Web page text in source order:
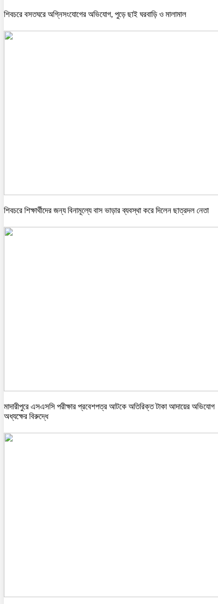
শিবচরে বসতঘরে অগ্নিসংযোগের অভিযোগ, পুড়ে ছাই ঘরবাড়ি ও মালামাল
শিবচরে শিক্ষার্থীদের জন্য বিনামূল্যে বাস ভাড়ার ব্যবস্থা করে দিলেন ছাত্রদল নেতা
মাদারীপুরে এসএসসি পরীক্ষার প্রবেশপত্র আটকে অতিরিক্ত টাকা আদায়ের অভিযোগ
অধ্যক্ষের বিরুদ্ধে